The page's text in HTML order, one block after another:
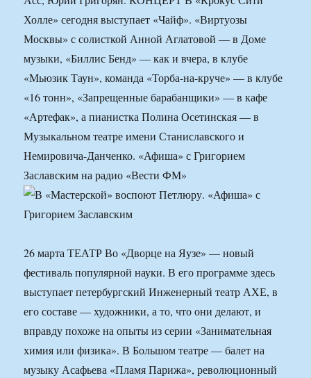
Холле» сегодня выступает «Чайф». «Виртуозы
Москвы» с солисткой Анной Аглатовой — в Доме
музыки, «Биллис Бенд» — как и вчера, в клубе
«Мьюзик Таун», команда «Торба-на-круче» — в клубе
«16 тонн», «Запрещенные барабанщики» — в кафе
«Артефак», а пианистка Полина Осетинская — в
Музыкальном театре имени Станиславского и
Немировича-Данченко. «Афиша» с Григорием
Заславским на радио «Вести ФМ»
26 марта ТЕАТР Во «Дворце на Яузе» — новый
фестиваль популярной науки. В его программе здесь
выступает петербургский Инженерный театр АХЕ, в
его составе — художники, а то, что они делают, и
вправду похоже на опыты из серии «Занимательная
химия или физика». В Большом театре — балет на
музыку Асафьева «Пламя Парижа», революционный